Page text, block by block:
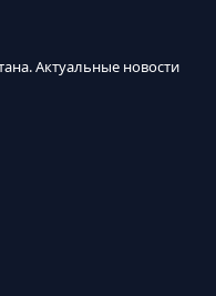
Актуальные новости